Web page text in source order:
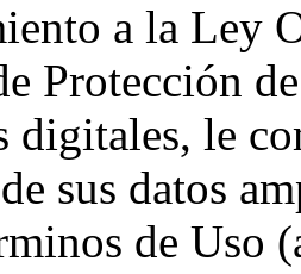
a la Ley
Protección
digitales, le
sus datos
de Uso